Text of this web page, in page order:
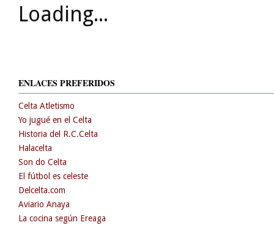
Loading...
ENLACES PREFERIDOS
Celta Atletismo
Yo jugué en el Celta
Historia del R.C.Celta
Halacelta
Son do Celta
El fútbol es celeste
Delcelta.com
Aviario Anaya
La cocina según Ereaga